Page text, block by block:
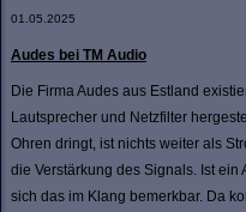
01.05.2025
Audes bei TM Audio
Die Firma Audes aus Estland
Lautsprecher und Netzfilter
Ohren dringt, ist nichts weiter als
die Verstärkung des Signals. Ist ein
sich das im Klang bemerkbar. Da